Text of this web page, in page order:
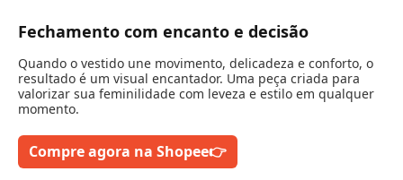
Fechamento com encanto e decisão
Quando o vestido une movimento, delicadeza e conforto, o
resultado é um visual encantador. Uma peça criada para
valorizar sua feminilidade com leveza e estilo em qualquer
momento.
Compre agora na Shopee👉